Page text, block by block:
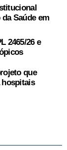
Saúde em
2465/26 e
que
hospitais